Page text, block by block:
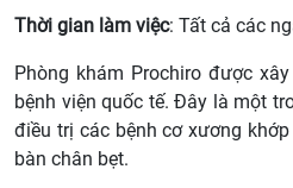
Thời gian làm việc: Tất cả các
Phòng khám Prochiro được
bệnh viện quốc tế. Đây là một
điều trị các bệnh cơ xương
bàn chân bẹt.